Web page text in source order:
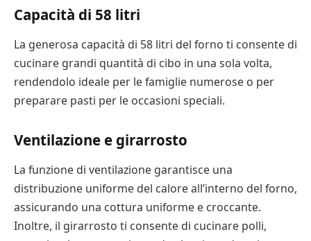
Capacità di 58 litri
La generosa capacità di 58 litri del forno ti consente di
cucinare grandi quantità di cibo in una sola volta,
rendendolo ideale per le famiglie numerose o per
preparare pasti per le occasioni speciali.
Ventilazione e girarrosto
La funzione di ventilazione garantisce una
distribuzione uniforme del calore all’interno del forno,
assicurando una cottura uniforme e croccante.
Inoltre, il girarrosto ti consente di cucinare polli,